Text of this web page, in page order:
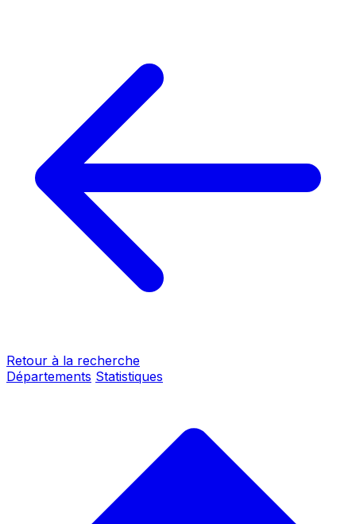
Retour à la recherche
Départements Statistiques